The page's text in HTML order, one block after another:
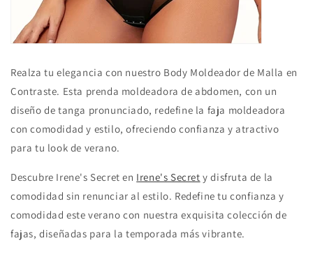
Realza tu elegancia con nuestro Body Moldeador de Malla en
Contraste. Esta prenda moldeadora de abdomen, con un
diseño de tanga pronunciado, redefine la faja moldeadora
con comodidad y estilo, ofreciendo confianza y atractivo
para tu look de verano.
Descubre Irene's Secret en Irene's Secret y disfruta de la
comodidad sin renunciar al estilo. Redefine tu confianza y
comodidad este verano con nuestra exquisita colección de
fajas, diseñadas para la temporada más vibrante.